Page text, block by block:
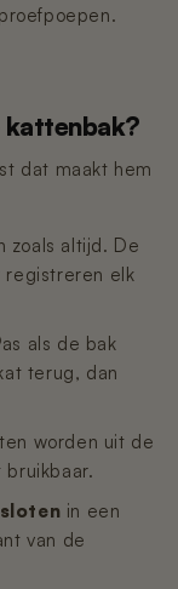
kattenbak?
dat maakt hem
zoals altijd. De
registreren elk
als de bak
terug, dan
worden uit de
in een
van de